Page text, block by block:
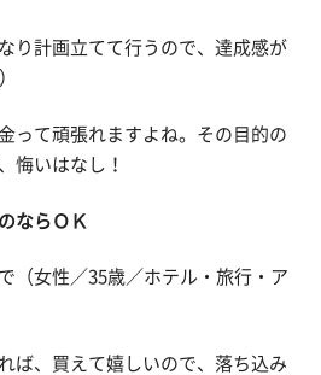
り計画立てて行うので、達成感が
って頑張れますよね。その目的の
悔いはなし！
ならＯＫ
（女性／35歳／ホテル・旅行・ア
ば、買えて嬉しいので、落ち込み